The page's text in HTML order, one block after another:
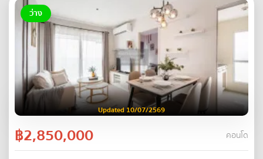
ว่าง
Updated 10/07/2569
฿2,850,000 คอนโด